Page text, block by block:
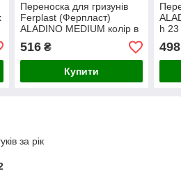
Переноска для гризунів
Ferplast (Ферпласт)
ALADINO MEDIUM колір в
асортименті, 30 x 23 x h
21 см
516₴
Купити
h
498
за рік